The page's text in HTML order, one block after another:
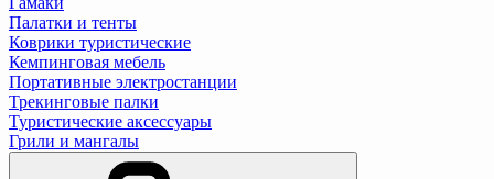
Палатки и тенты
Коврики туристические
Кемпинговая мебель
Портативные электростанции
Трекинговые палки
Туристические аксессуары
Грили и мангалы